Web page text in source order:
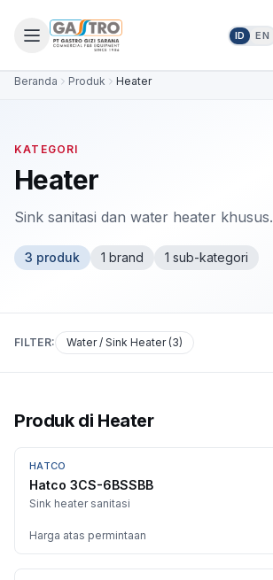
ID EN
Beranda Produk Heater
KATEGORI
Heater
Sink sanitasi dan water heater khusus.
3 produk 1 brand 1 sub-kategori
FILTER: Water / Sink Heater (3)
Produk di Heater
HATCO
Hatco 3CS-6BSSBB
Sink heater sanitasi
Harga atas permintaan